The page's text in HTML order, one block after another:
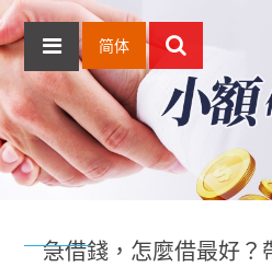
简体
急借錢，怎麼借最好？